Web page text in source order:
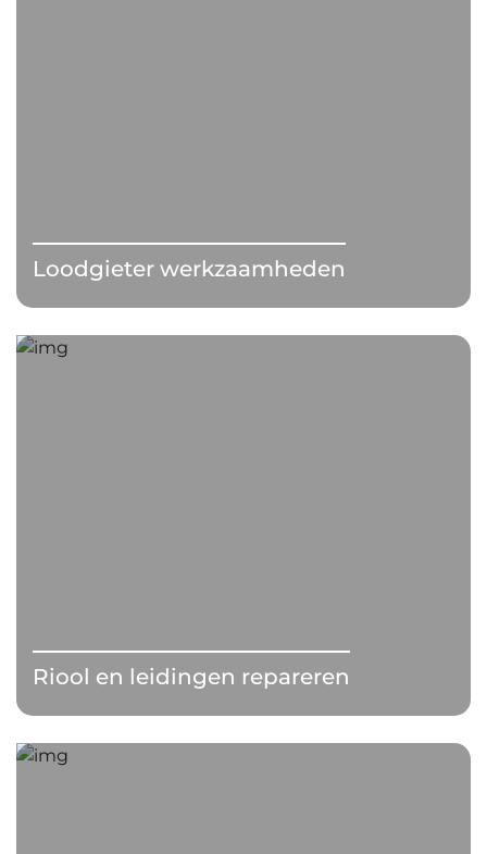
Loodgieter werkzaamheden
Riool en leidingen repareren